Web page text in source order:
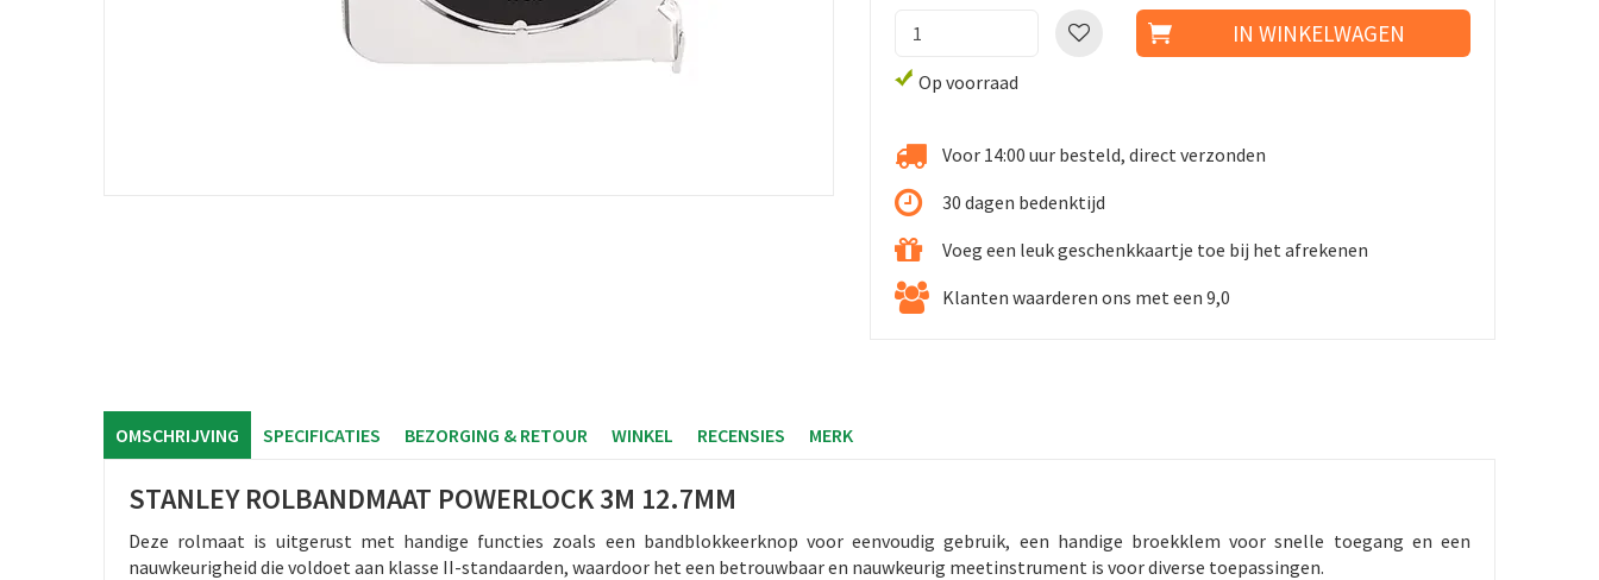
Op voorraad
Voor 14:00 uur besteld, direct verzonden
30 dagen bedenktijd
Voeg een leuk geschenkkaartje toe bij het afrekenen
Klanten waarderen ons met een 9,0
OMSCHRIJVING SPECIFICATIES BEZORGING & RETOUR WINKEL RECENSIES MERK
STANLEY ROLBANDMAAT POWERLOCK 3M 12.7MM
Deze rolmaat is uitgerust met handige functies zoals een bandblokkeerknop voor eenvoudig gebruik, een handige broekklem voor snelle toegang en een
nauwkeurigheid die voldoet aan klasse II-standaarden, waardoor het een betrouwbaar en nauwkeurig meetinstrument is voor diverse toepassingen.